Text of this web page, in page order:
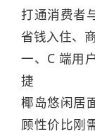
打通消费者
省钱入住、
一、C 端用
捷
椰岛悠闲居
顾性价比刚